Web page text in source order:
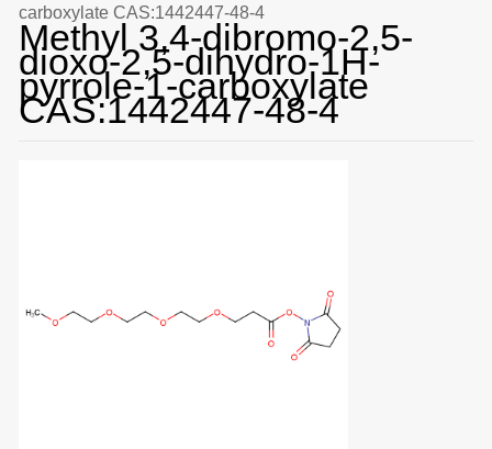
carboxylate CAS:1442447-48-4
Methyl 3,4-dibromo-2,5-
dioxo-2,5-dihydro-1H-
pyrrole-1-carboxylate
CAS:1442447-48-4